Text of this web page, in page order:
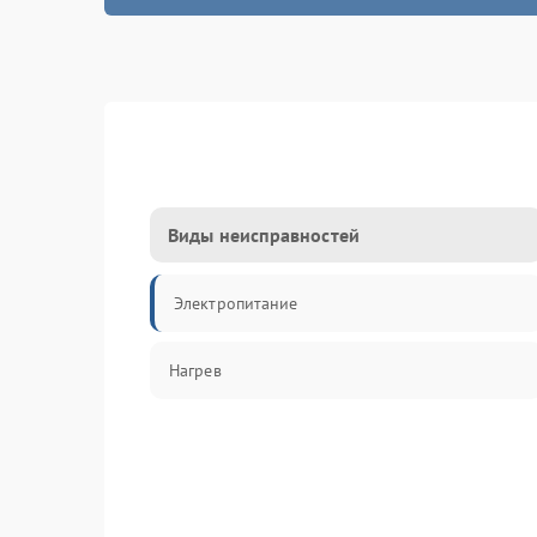
Виды неисправностей
Электропитание
Нагрев